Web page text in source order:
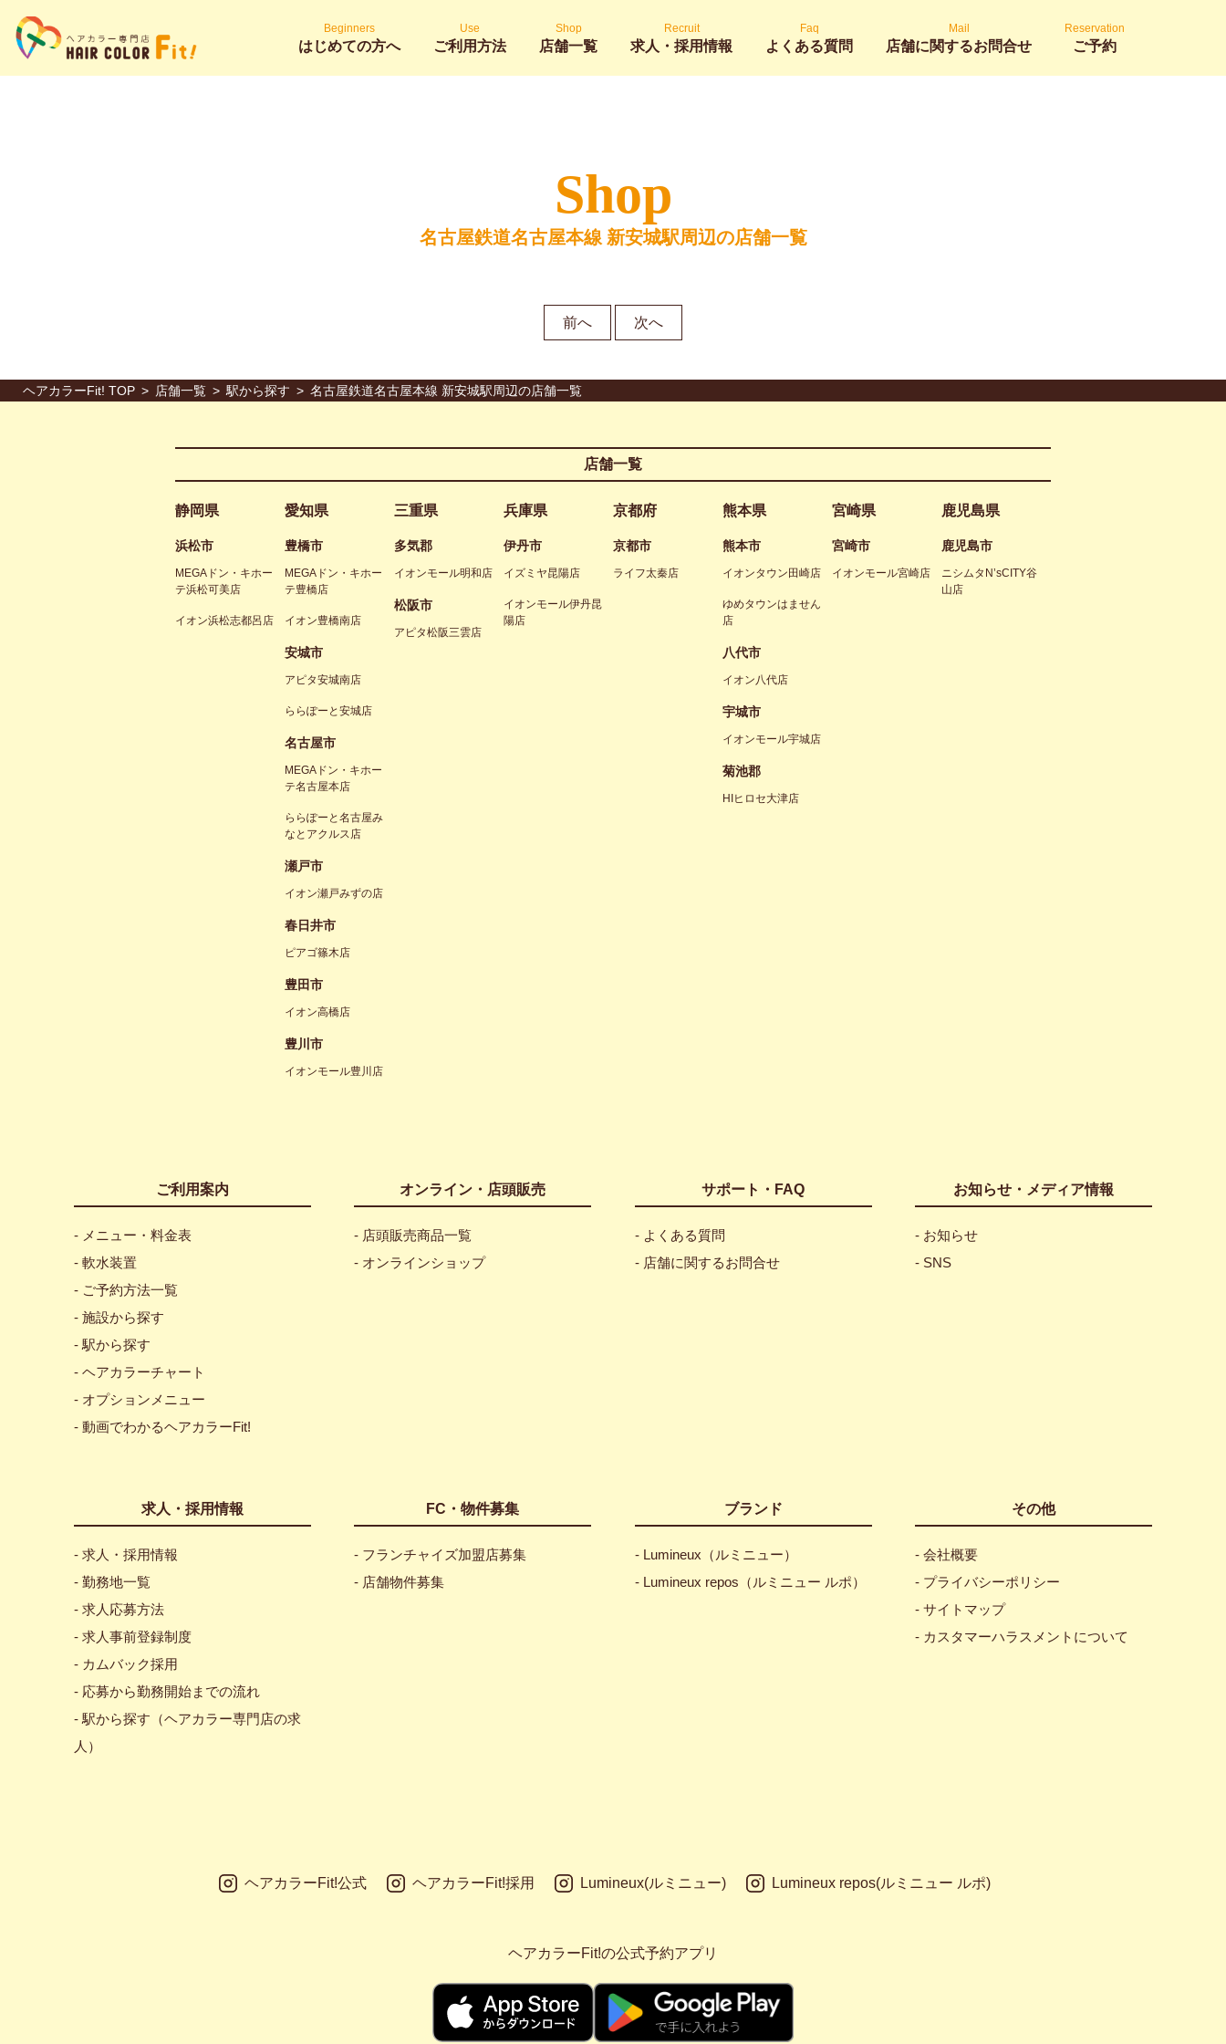
Beginners
はじめての方へ
Use
ご利用方法
Shop
店舗一覧
Recruit
求人・採用情報
Faq
よくある質問
Mail
店舗に関するお問合せ
Reservation
ご予約
Shop
名古屋鉄道名古屋本線 新安城駅周辺の店舗一覧
前へ 次へ
ヘアカラーFit! TOP 店舗一覧 駅から探す 名古屋鉄道名古屋本線 新安城駅周辺の店舗一覧
店舗一覧
静岡県
浜松市
MEGAドン・キホー
テ浜松可美店
イオン浜松志都呂店
愛知県
豊橋市
MEGAドン・キホー
テ豊橋店
イオン豊橋南店
安城市
アピタ安城南店
ららぽーと安城店
名古屋市
MEGAドン・キホー
テ名古屋本店
ららぽーと名古屋み
なとアクルス店
瀬戸市
イオン瀬戸みずの店
春日井市
ピアゴ篠木店
豊田市
イオン高橋店
豊川市
イオンモール豊川店
三重県
多気郡
イオンモール明和店
松阪市
アピタ松阪三雲店
兵庫県
伊丹市
イズミヤ昆陽店
イオンモール伊丹昆
陽店
京都府
京都市
ライフ太秦店
熊本県
熊本市
イオンタウン田崎店
ゆめタウンはません
店
八代市
イオン八代店
宇城市
イオンモール宇城店
菊池郡
HIヒロセ大津店
宮崎県
宮崎市
イオンモール宮崎店
鹿児島県
鹿児島市
ニシムタN’sCITY谷
山店
ご利用案内
- メニュー・料金表
- 軟水装置
- ご予約方法一覧
- 施設から探す
- 駅から探す
- ヘアカラーチャート
- オプションメニュー
- 動画でわかるヘアカラーFit!
オンライン・店頭販売
- 店頭販売商品一覧
- オンラインショップ
サポート・FAQ
- よくある質問
- 店舗に関するお問合せ
お知らせ・メディア情報
- お知らせ
- SNS
求人・採用情報
- 求人・採用情報
- 勤務地一覧
- 求人応募方法
- 求人事前登録制度
- カムバック採用
- 応募から勤務開始までの流れ
- 駅から探す（ヘアカラー専門店の求
人）
FC・物件募集
- フランチャイズ加盟店募集
- 店舗物件募集
ブランド
- Lumineux（ルミニュー）
- Lumineux repos（ルミニュー ルポ）
その他
- 会社概要
- プライバシーポリシー
- サイトマップ
- カスタマーハラスメントについて
ヘアカラーFit!公式 ヘアカラーFit!採用 Lumineux(ルミニュー) Lumineux repos(ルミニュー ルポ)
ヘアカラーFit!の公式予約アプリ